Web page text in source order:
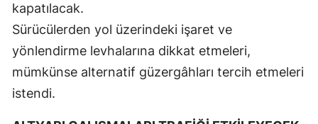
kapatılacak.
Sürücülerden yol üzerindeki işaret ve
yönlendirme levhalarına dikkat etmeleri,
mümkünse alternatif güzergâhları tercih etmeleri
istendi.